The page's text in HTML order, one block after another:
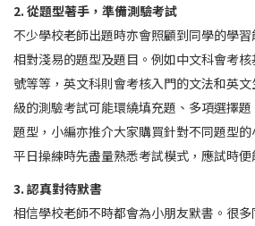
2. 從題型著手，準備測驗考試
不少學校老師出題時亦會照顧到同學的學
相對淺易的題型及題目。例如中文科會考
號等等，英文科則會考核入門的文法和英
級的測驗考試可能環繞填充題、多項選擇
題型，小編亦推介大家購買針對不同題型
平日操練時先盡量熟悉考試模式，應試時便
3. 認真對待默書
相信學校老師不時都會為小朋友默書。很